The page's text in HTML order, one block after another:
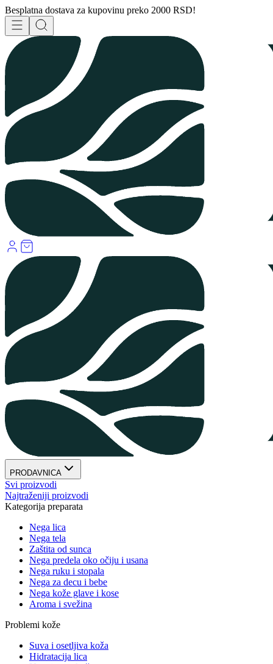
Besplatna dostava za kupovinu preko 2000 RSD!
PRODAVNICA
Svi proizvodi
Najtraženiji proizvodi
Kategorija preparata
Nega lica
Nega tela
Zaštita od sunca
Nega predela oko očiju i usana
Nega ruku i stopala
Nega za decu i bebe
Nega kože glave i kose
Aroma i svežina
Problemi kože
Suva i osetljiva koža
Hidratacija lica